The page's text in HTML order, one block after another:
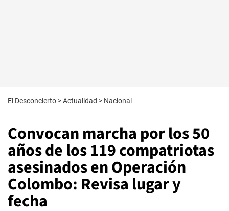
El Desconcierto >Actualidad > Nacional
Convocan marcha por los 50
años de los 119 compatriotas
asesinados en Operación
Colombo: Revisa lugar y
fecha